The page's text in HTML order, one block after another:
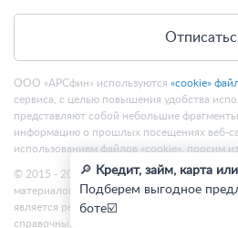
ООО «АРСфин» используются «cookie»
сервиса, с целью повышения удобства
представляют собой небольшие
информацию о прошлых посещениях веб-
использованием файлов «cookie», просим
© 2015 - 2026 Bankiros.ru Все права
материалов гиперссылка на bankiros.ru
является рекомендацией или офертой и
справочный характер.
🔎 Кредит, займ, карта
Подберем выгодное
боте☑️